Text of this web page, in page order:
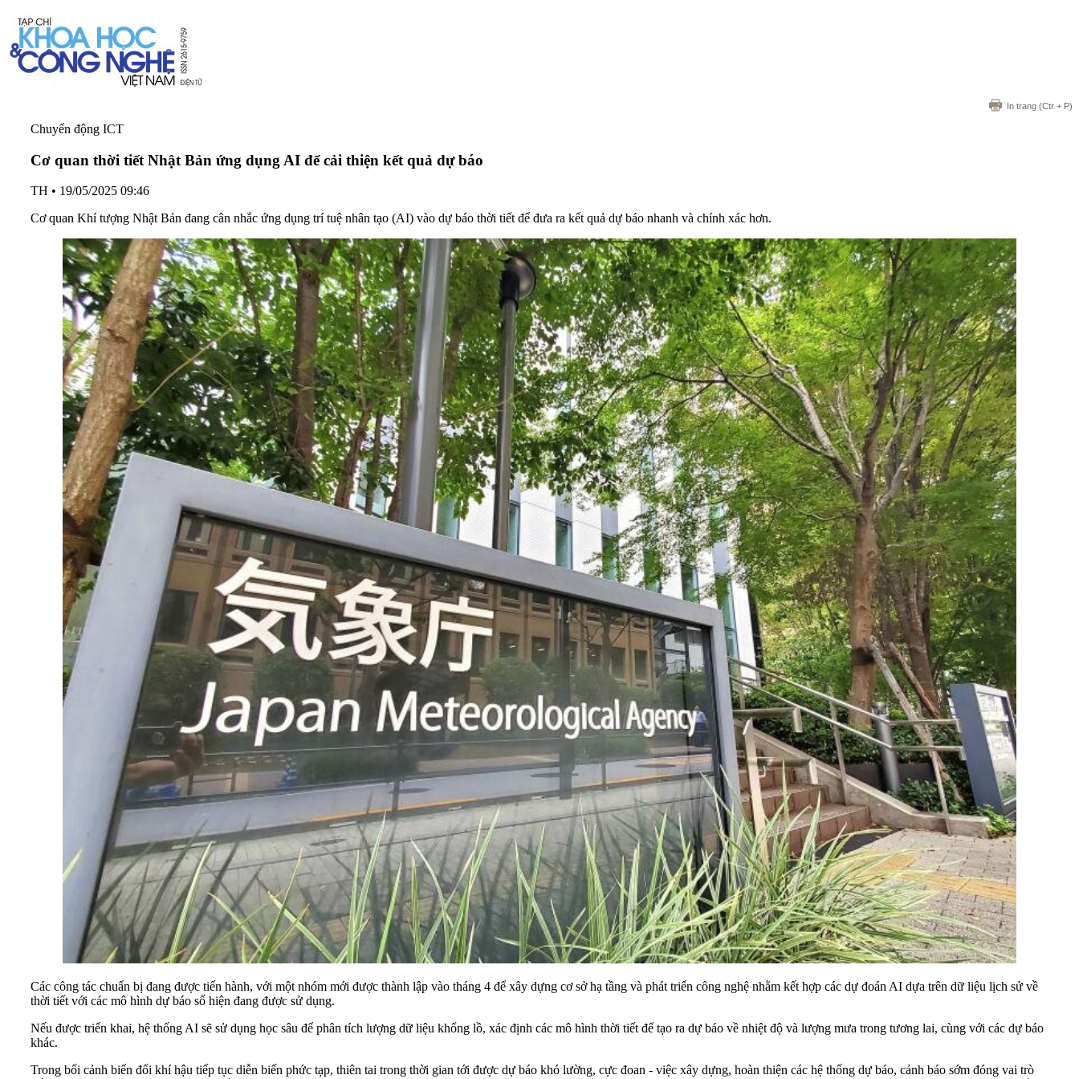
In trang (Ctr + P)
Chuyển động ICT
Cơ quan thời tiết Nhật Bản ứng dụng AI để cải thiện kết quả dự báo
TH • 19/05/2025 09:46
Cơ quan Khí tượng Nhật Bản đang cân nhắc ứng dụng trí tuệ nhân tạo (AI) vào dự báo thời tiết để đưa ra kết quả dự báo nhanh và chính xác hơn.
Các công tác chuẩn bị đang được tiến hành, với một nhóm mới được thành lập vào tháng 4 để xây dựng cơ sở hạ tầng và phát triển công nghệ nhằm kết hợp các dự đoán AI dựa trên dữ liệu lịch sử về
thời tiết với các mô hình dự báo số hiện đang được sử dụng.
Nếu được triển khai, hệ thống AI sẽ sử dụng học sâu để phân tích lượng dữ liệu khổng lồ, xác định các mô hình thời tiết để tạo ra dự báo về nhiệt độ và lượng mưa trong tương lai, cùng với các dự báo
khác.
Trong bối cảnh biến đổi khí hậu tiếp tục diễn biến phức tạp, thiên tai trong thời gian tới được dự báo khó lường, cực đoan - việc xây dựng, hoàn thiện các hệ thống dự báo, cảnh báo sớm đóng vai trò